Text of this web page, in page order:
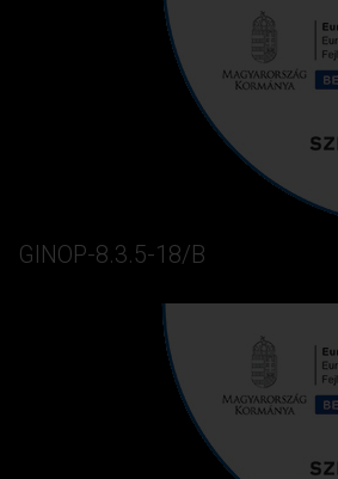
GINOP-8.3.5-18/B